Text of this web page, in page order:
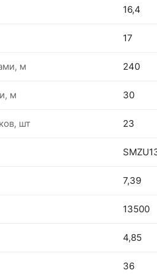
16,4
17
м 240
м 30
шт 23
7,39
13500
4,85
36